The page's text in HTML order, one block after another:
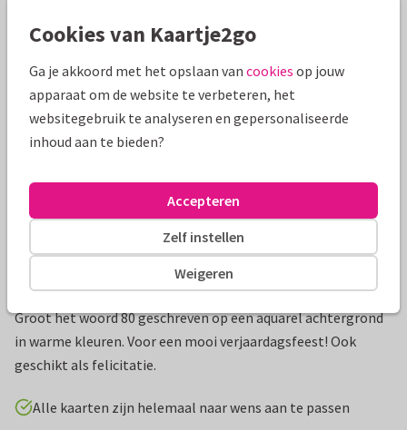
Mooie extra's bij je kaart
Productinformatie
Groot het woord 80 geschreven op een aquarel achtergrond
in warme kleuren. Voor een mooi verjaardagsfeest! Ook
geschikt als felicitatie.
Alle kaarten zijn helemaal naar wens aan te passen
Cookies van Kaartje2go
Ga je akkoord met het opslaan van cookies op jouw
apparaat om de website te verbeteren, het
websitegebruik te analyseren en gepersonaliseerde
inhoud aan te bieden?
Weigeren
Zelf instellen
Accepteren